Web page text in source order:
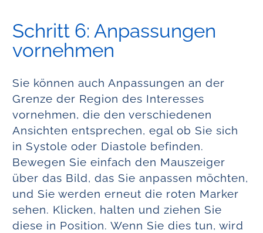
Schritt 6: Anpassungen
vornehmen
Sie können auch Anpassungen an der
Grenze der Region des Interesses
vornehmen, die den verschiedenen
Ansichten entsprechen, egal ob Sie sich
in Systole oder Diastole befinden.
Bewegen Sie einfach den Mauszeiger
über das Bild, das Sie anpassen möchten,
und Sie werden erneut die roten Marker
sehen. Klicken, halten und ziehen Sie
diese in Position. Wenn Sie dies tun, wird